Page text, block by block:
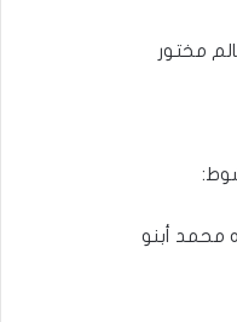
مختور
محمد أبنو